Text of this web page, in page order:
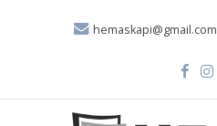
hemaskapi@gmail.com